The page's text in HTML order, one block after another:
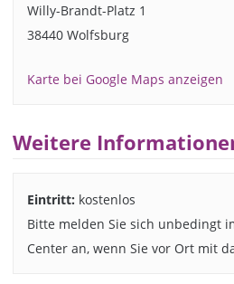
Willy-Brandt-Platz 1
38440 Wolfsburg
Karte bei Google Maps anzeigen
Weitere
Eintritt: kostenlos
Bitte melden Sie sich unbedingt
Center an, wenn Sie vor Ort mit